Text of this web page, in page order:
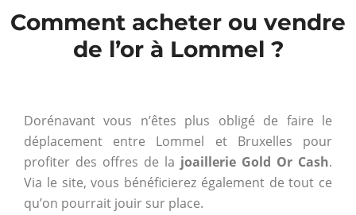
Comment acheter ou vendre
de l’or à Lommel ?
Dorénavant vous n’êtes plus obligé de faire le
déplacement entre Lommel et Bruxelles pour
profiter des offres de la joaillerie Gold Or Cash.
Via le site, vous bénéficierez également de tout ce
qu’on pourrait jouir sur place.